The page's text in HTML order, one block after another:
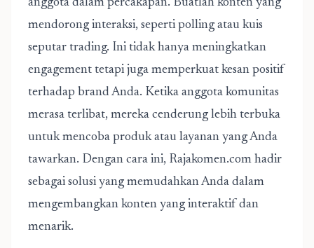
anggota dalam percakapan. Buatlah konten yang
mendorong interaksi, seperti polling atau kuis
seputar trading. Ini tidak hanya meningkatkan
engagement tetapi juga memperkuat kesan positif
terhadap brand Anda. Ketika anggota komunitas
merasa terlibat, mereka cenderung lebih terbuka
untuk mencoba produk atau layanan yang Anda
tawarkan. Dengan cara ini, Rajakomen.com hadir
sebagai solusi yang memudahkan Anda dalam
mengembangkan konten yang interaktif dan
menarik.